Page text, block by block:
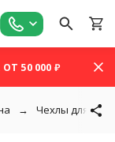
50 000 ₽
Чехлы для